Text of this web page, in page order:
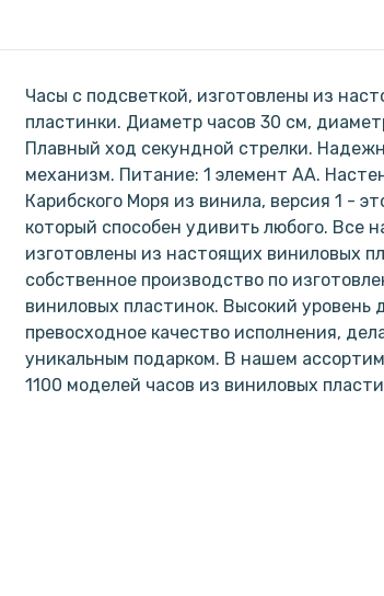
Часы с подсветкой, изготовлены из
пластинки. Диаметр часов 30 см,
Плавный ход секундной стрелки.
механизм. Питание: 1 элемент АА.
Карибского Моря из винила, версия 1 -
который способен удивить любого. Все
изготовлены из настоящих виниловых
собственное производство по
виниловых пластинок. Высокий уровень
превосходное качество исполнения,
уникальным подарком. В нашем
1100 моделей часов из виниловых